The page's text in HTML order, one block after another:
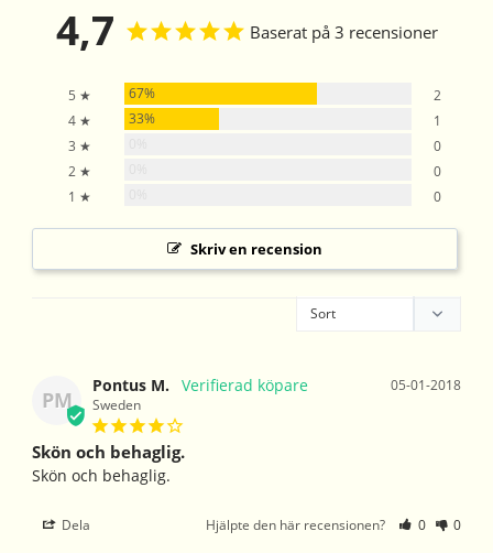
4,7 Baserat på 3 recensioner
5 ★ 67%
2
4 ★
33%
1
3 ★
0
2 ★
0
1 ★
0
Skriv en recension
PM
05-01-2018
Pontus M.
Sweden
Skön och behaglig.
Skön och behaglig.
Dela Hjälpte den här recensionen? 0 0